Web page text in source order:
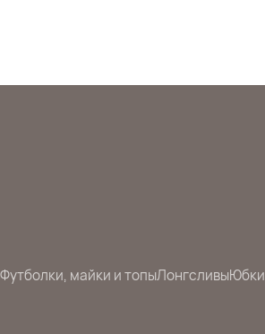
Футболки, майки и топыЛонгсливыЮбки